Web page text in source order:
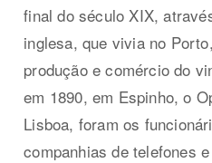
final do século XIX,
inglesa, que vivia no
produção e comércio do
em 1890, em Espinho, o
Lisboa, foram os
companhias de telefones